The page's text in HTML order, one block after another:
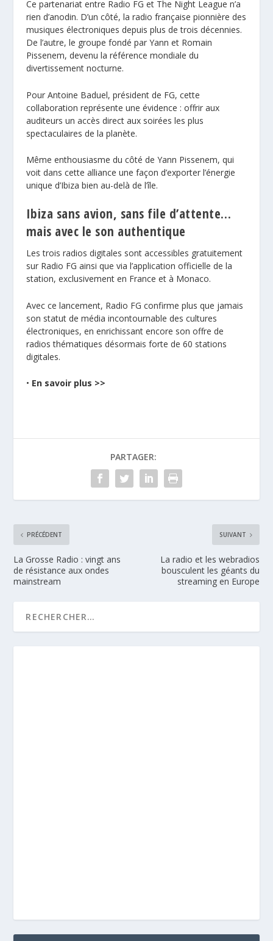
Ce partenariat entre Radio FG et The Night League n’a
rien d’anodin. D’un côté, la radio française pionnière des
musiques électroniques depuis plus de trois décennies.
De l’autre, le groupe fondé par Yann et Romain
Pissenem, devenu la référence mondiale du
divertissement nocturne.
Pour Antoine Baduel, président de FG, cette
collaboration représente une évidence : offrir aux
auditeurs un accès direct aux soirées les plus
spectaculaires de la planète.
Même enthousiasme du côté de Yann Pissenem, qui
voit dans cette alliance une façon d’exporter l’énergie
unique d’Ibiza bien au-delà de l’île.
Ibiza sans avion, sans file d’attente…
mais avec le son authentique
Les trois radios digitales sont accessibles gratuitement
sur Radio FG ainsi que via l’application officielle de la
station, exclusivement en France et à Monaco.
Avec ce lancement, Radio FG confirme plus que jamais
son statut de média incontournable des cultures
électroniques, en enrichissant encore son offre de
radios thématiques désormais forte de 60 stations
digitales.
• En savoir plus >>
PARTAGER:
PRÉCÉDENT
La Grosse Radio : vingt ans
de résistance aux ondes
mainstream
SUIVANT
La radio et les webradios
bousculent les géants du
streaming en Europe